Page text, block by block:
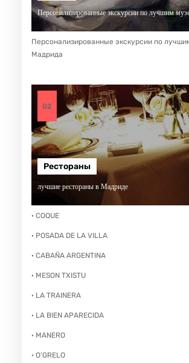
Персонализированные экскурсии по лучшим
Персонализированные экскурсии по
Мадрида
02
Рестораны
лучшие рестораны в Мадриде
· COQUE
· POSADA DE LA VILLA
· CABAÑA ARGENTINA
· MESON TXISTU
· LA TRAINERA
· LA BIEN APARECIDA
· MANERO
· O’GRELO